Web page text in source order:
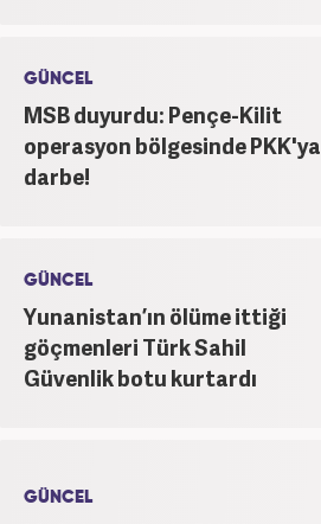
GÜNCEL
MSB duyurdu: Pençe-Kilit
operasyon bölgesinde PKK'ya
darbe!
GÜNCEL
Yunanistan’ın ölüme ittiği
göçmenleri Türk Sahil
Güvenlik botu kurtardı
GÜNCEL